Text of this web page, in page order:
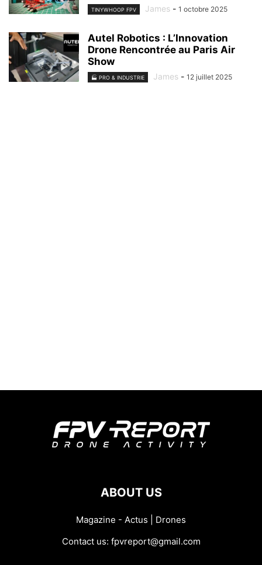
TINYWHOOP FPV James - 1 octobre 2025
Autel Robotics : L’Innovation
Drone Rencontrée au Paris Air
Show
🏭 PRO & INDUSTRIE James - 12 juillet 2025
ABOUT US
Magazine - Actus | Drones
Contact us: fpvreport@gmail.com